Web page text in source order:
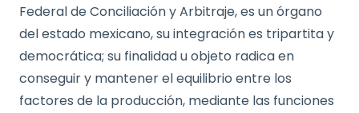
Federal de Conciliación y Arbitraje, es un órgano
del estado mexicano, su integración es tripartita y
democrática; su finalidad u objeto radica en
conseguir y mantener el equilibrio entre los
factores de la producción, mediante las funciones